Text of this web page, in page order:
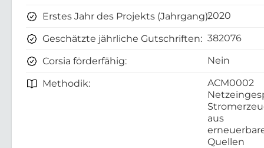
Erstes Jahr des Projekts (Jahrgang):2020
Geschätzte jährliche Gutschriften: 382076
Corsia förderfähig: Nein
Methodik:
ACM0002
aus
Quellen